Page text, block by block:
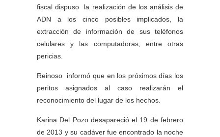
fiscal dispuso la realización de los análisis de
ADN a los cinco posibles implicados, la
extracción de información de sus teléfonos
celulares y las computadoras, entre otras
pericias.
Reinoso informó que en los próximos días los
peritos asignados al caso realizarán el
reconocimiento del lugar de los hechos.
Karina Del Pozo desapareció el 19 de febrero
de 2013 y su cadáver fue encontrado la noche